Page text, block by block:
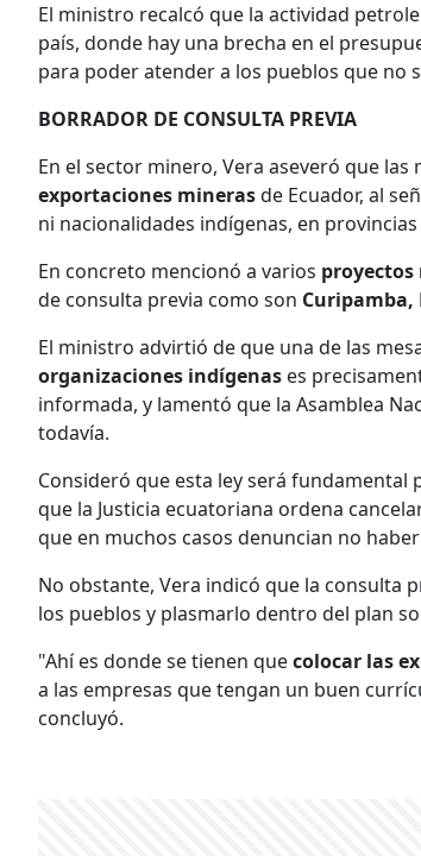
El ministro recalcó que la actividad
país, donde hay una brecha en el
para poder atender a los pueblos que no
BORRADOR DE CONSULTA PREVIA
En el sector minero, Vera aseveró que las
exportaciones minerasde Ecuador, al
ni nacionalidades indígenas, en
En concreto mencionó a varios
de consulta previa como son Curipamba,
El ministro advirtió de que una de las
organizaciones indígenas es
informada, y lamentó que la Asamblea
todavía.
Consideró que esta ley será fundamental
que la Justicia ecuatoriana ordena
que en muchos casos denuncian no
No obstante, Vera indicó que la consulta
los pueblos y plasmarlo dentro del plan
"Ahí es donde se tienen quecolocar las
a las empresas que tengan un buen
concluyó.